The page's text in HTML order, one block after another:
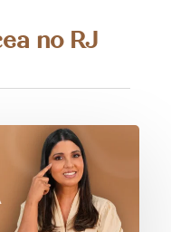
no RJ